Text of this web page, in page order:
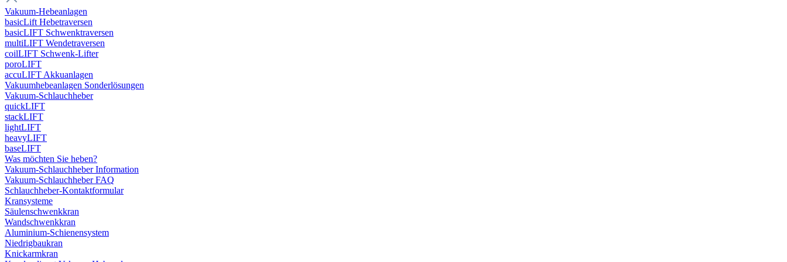
Vakuum-Hebeanlagen
basicLift Hebetraversen
basicLIFT Schwenktraversen
multiLIFT Wendetraversen
coilLIFT Schwenk-Lifter
poroLIFT
accuLIFT Akkuanlagen
Vakuumhebeanlagen Sonderlösungen
Vakuum-Schlauchheber
quickLIFT
stackLIFT
lightLIFT
heavyLIFT
baseLIFT
Was möchten Sie heben?
Vakuum-Schlauchheber Information
Vakuum-Schlauchheber FAQ
Schlauchheber-Kontaktformular
Kransysteme
Säulenschwenkkran
Wandschwenkkran
Aluminium-Schienensystem
Niedrigbaukran
Knickarmkran